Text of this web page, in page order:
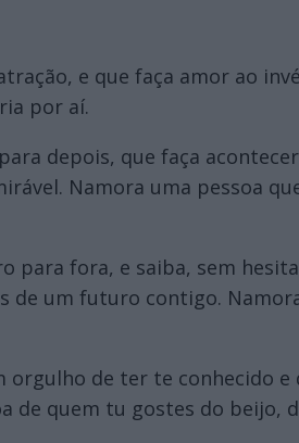
e que faça amor ao
por aí.
depois, que faça
Namora uma pessoa
para fora, e saiba, sem
de um futuro contigo.
de ter te conhecido
de quem tu gostes do beijo,